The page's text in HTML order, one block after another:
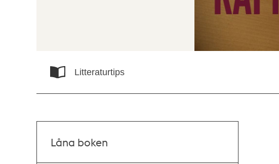
Litteraturtips
Låna boken